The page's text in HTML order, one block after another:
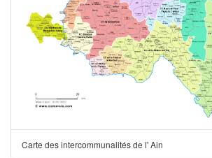
Carte des intercommunalités de l' Ain